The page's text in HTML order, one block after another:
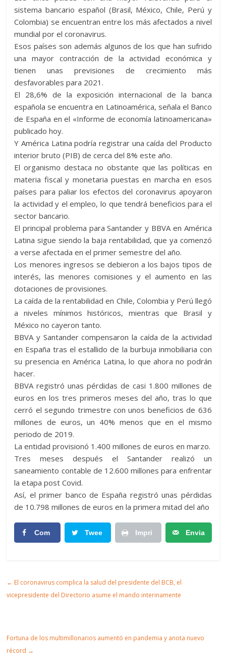
sistema bancario español (Brasil, México, Chile, Perú y
Colombia) se encuentran entre los más afectados a nivel
mundial por el coronavirus.
Esos países son además algunos de los que han sufrido
una mayor contracción de la actividad económica y
tienen unas previsiones de crecimiento más
desfavorables para 2021.
El 28,6% de la exposición internacional de la banca
española se encuentra en Latinoamérica, señala el Banco
de España en el «Informe de economía latinoamericana»
publicado hoy.
Y América Latina podría registrar una caída del Producto
interior bruto (PIB) de cerca del 8% este año.
El organismo destaca no obstante que las políticas en
materia fiscal y monetaria puestas en marcha en esos
países para paliar los efectos del coronavirus apoyaron
la actividad y el empleo, lo que tendrá beneficios para el
sector bancario.
El principal problema para Santander y BBVA en América
Latina sigue siendo la baja rentabilidad, que ya comenzó
a verse afectada en el primer semestre del año.
Los menores ingresos se debieron a los bajos tipos de
interés, las menores comisiones y el aumento en las
dotaciones de provisiones.
La caída de la rentabilidad en Chile, Colombia y Perú llegó
a niveles mínimos históricos, mientras que Brasil y
México no cayeron tanto.
BBVA y Santander compensaron la caída de la actividad
en España tras el estallido de la burbuja inmobiliaria con
su presencia en América Latina, lo que ahora no podrán
hacer.
BBVA registró unas pérdidas de casi 1.800 millones de
euros en los tres primeros meses del año, tras lo que
cerró el segundo trimestre con unos beneficios de 636
millones de euros, un 40% menos que en el mismo
periodo de 2019.
La entidad provisionó 1.400 millones de euros en marzo.
Tres meses después el Santander realizó un
saneamiento contable de 12.600 millones para enfrentar
la etapa post Covid.
Así, el primer banco de España registró unas pérdidas
de 10.798 millones de euros en la primera mitad del año
Com Twee Impri Envia
← El coronavirus complica la salud del presidente del BCB, el
vicepresidente del Directorio asume el mando interinamente
Fortuna de los multimillonarios aumentó en pandemia y anota nuevo
récord →